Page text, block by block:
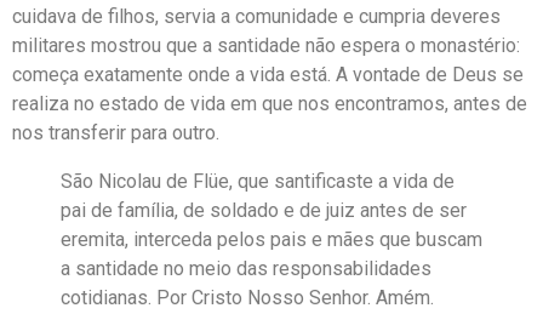
cuidava de filhos, servia a comunidade e cumpria deveres
militares mostrou que a santidade não espera o monastério:
começa exatamente onde a vida está. A vontade de Deus se
realiza no estado de vida em que nos encontramos, antes de
nos transferir para outro.
São Nicolau de Flüe, que santificaste a vida de
pai de família, de soldado e de juiz antes de ser
eremita, interceda pelos pais e mães que buscam
a santidade no meio das responsabilidades
cotidianas. Por Cristo Nosso Senhor. Amém.